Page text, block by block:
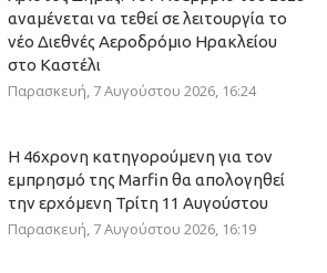
αναμένεται να τεθεί σε λειτουργία το
νέο Διεθνές Αεροδρόμιο Ηρακλείου
στο Καστέλι
Παρασκευή, 7 Αυγούστου 2026, 16:24
Η 46χρονη κατηγορούμενη για τον
εμπρησμό της Marfin θα απολογηθεί
την ερχόμενη Τρίτη 11 Αυγούστου
Παρασκευή, 7 Αυγούστου 2026, 16:19